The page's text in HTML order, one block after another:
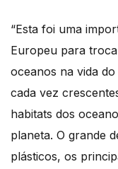
“Esta foi uma
Europeu para
oceanos na vida
cada vez
habitats dos
planeta. O grande
plásticos, os